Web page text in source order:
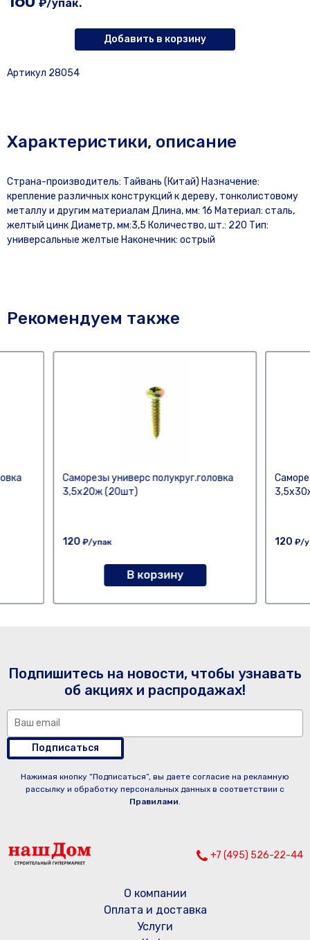
₽/упак.
Добавить в корзину
Артикул 28054
Характеристики, описание
Страна-производитель: Тайвань (Китай) Назначение:
крепление различных конструкций к дереву, тонколистовому
металлу и другим материалам Длина, мм: 16 Материал: сталь,
желтый цинк Диаметр, мм:3,5 Количество, шт.: 220 Тип:
универсальные желтые Наконечник: острый
Рекомендуем также
Саморезы универс полукруг.головка
3,5х20ж (20шт)
120 ₽/упак
В корзину
120 ₽/
Подпишитесь на новости, чтобы узнавать
об акциях и распродажах!
Подписаться
Нажимая кнопку “Подписаться”, вы даете согласие на рекламную
рассылку и обработку персональных данных в соответствии с
Правилами.
+7 (495) 526-22-44
О компании
Оплата и доставка
Услуги